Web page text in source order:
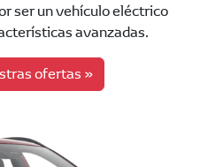
ser un vehículo eléctrico
avanzadas.
ofertas »